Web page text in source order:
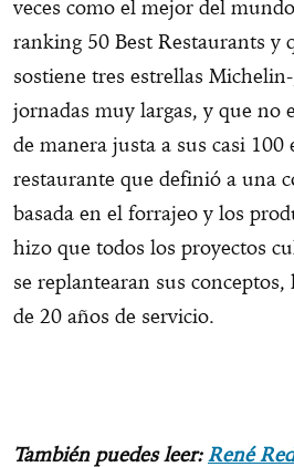
veces como el mejor del
ranking 50 Best Restaurants y
sostiene tres estrellas
jornadas muy largas, y que no
de manera justa a sus casi 100
restaurante que definió a una
basada en el forrajeo y los
hizo que todos los proyectos
se replantearan sus
de 20 años de servicio.
También puedes leer: René